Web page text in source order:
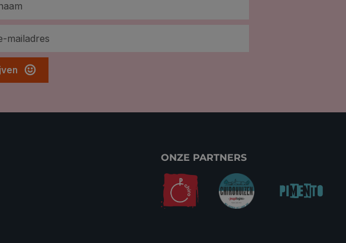
ONZE PARTNERS